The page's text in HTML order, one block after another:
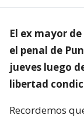
El ex mayor
el penal de
jueves luego
libertad
Recordemos